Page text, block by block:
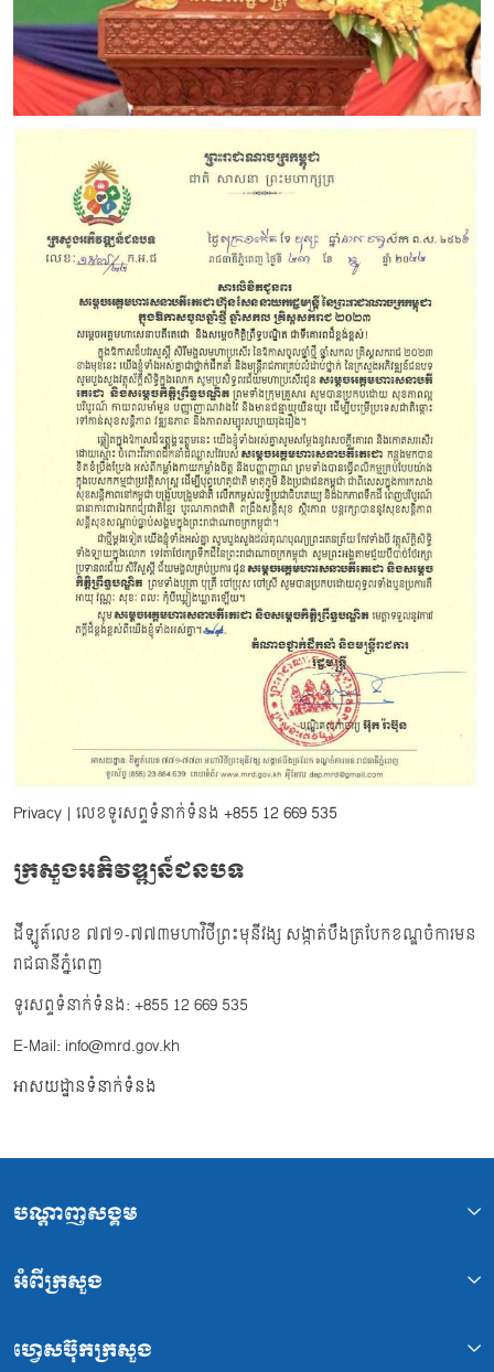
Privacy | លេខទូរសព្ទទំនាក់ទំនង +855 12 669 535
ក្រសួងអភិវឌ្ឍន៍ជនបទ
ដីឡូត៍លេខ ៧៧១-៧៧៣មហាវិថីព្រះមុនីវង្ស សង្កាត់បឹងត្របែកខណ្ឌចំការមន
រាជធានីភ្នំពេញ
ទូរសព្ទទំនាក់ទំនង: +855 12 669 535
E-Mail: info@mrd.gov.kh
អាសយដ្ឋានទំនាក់ទំនង
បណ្ដាញសង្គម
អំពីក្រសួង
ហ្វេសប៊ុកក្រសួង